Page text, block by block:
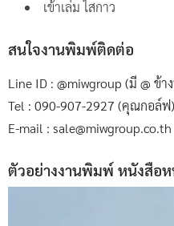
เข้าเล่ม ไสกาว
สนใจงานพิมพ์ติดต่อ
Line ID : @miwgroup (มี @ ข้
Tel : 090-907-2927 (คุณกอล์ฟ)
E-mail : sale@miwgroup.co.th
ตัวอย่างงานพิมพ์ หนังสือห